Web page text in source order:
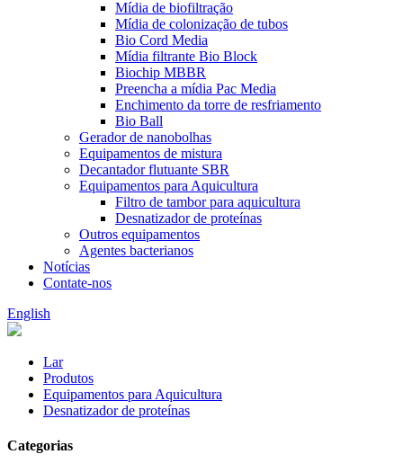
Mídia de biofiltração
Mídia de colonização de tubos
Bio Cord Media
Mídia filtrante Bio Block
Biochip MBBR
Preencha a mídia Pac Media
Enchimento da torre de resfriamento
Bio Ball
Gerador de nanobolhas
Equipamentos de mistura
Decantador flutuante SBR
Equipamentos para Aquicultura
Filtro de tambor para aquicultura
Desnatizador de proteínas
Outros equipamentos
Agentes bacterianos
Notícias
Contate-nos
English
Lar
Produtos
Equipamentos para Aquicultura
Desnatizador de proteínas
Categorias